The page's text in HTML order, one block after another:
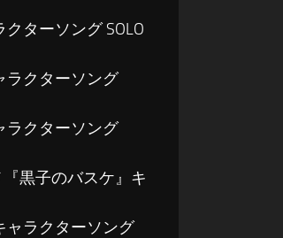
ターソング SOLO
ラクターソング
ラクターソング
黒子のバスケ』キ
ャラクターソング